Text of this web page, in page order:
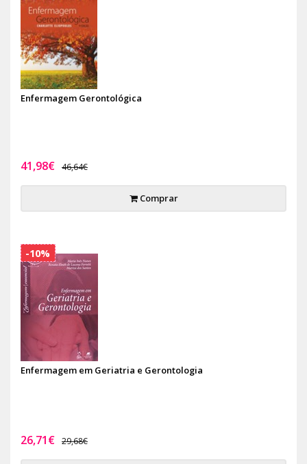
Enfermagem Gerontológica
41,98€ 46,64€
Comprar
Enfermagem em Geriatria e Gerontologia
26,71€ 29,68€
-10%